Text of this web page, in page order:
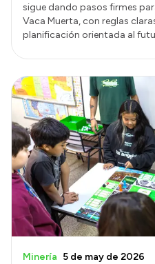
sigue dando pasos firmes
Vaca Muerta, con reglas
planificación orientada al
Minería 5 de may de 2026